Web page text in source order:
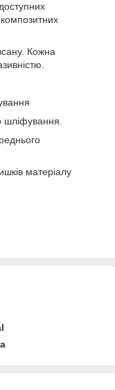
Кожна
шліфування.
матеріалу